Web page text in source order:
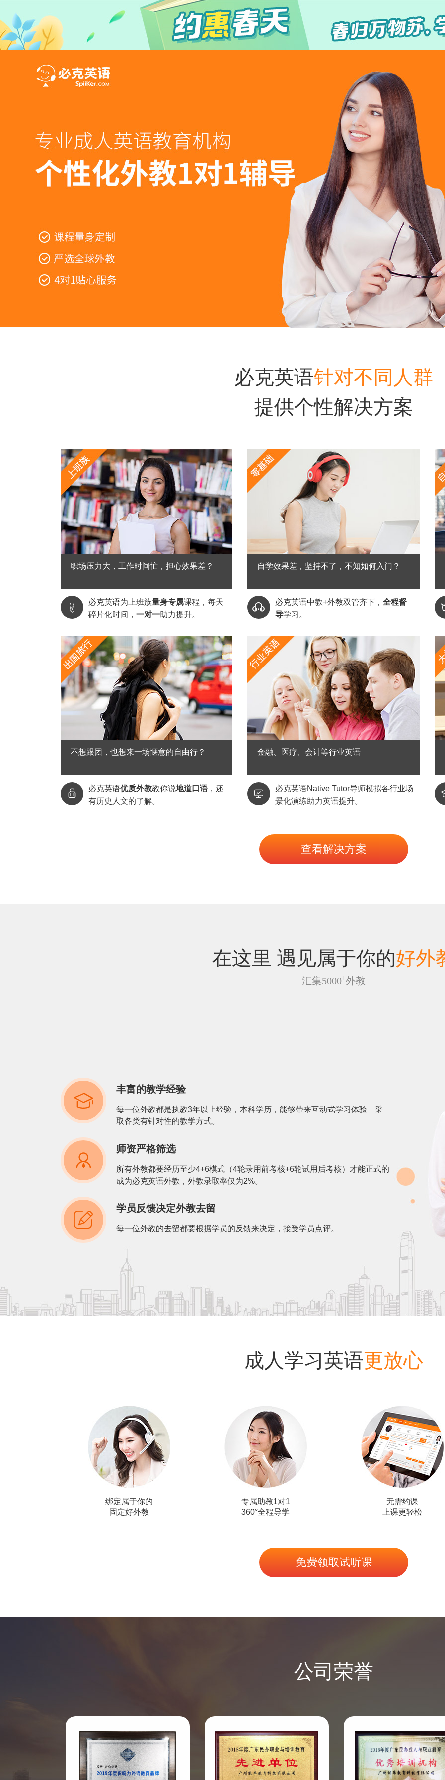
必克英语针对不同人群
提供个性解决方案
职场压力大，工作时间忙，担心效果差？
 必克英语为上班族量身专属课程，每天
碎片化时间， 一对一助力提升。
自学效果差，坚持不了，不知如何入门？
 必克英语中教+外教双管齐下，全程督
导学习。
不想跟团，也想来一场惬意的自由行？
 必克英语优质外教教你说地道口语，还
有历史人文的了解。
金融、医疗、会计等行业英语

必克英语Native Tutor导师模拟各行业场
景化演练助力英语提升。
查看解决方案
在这里 遇见属于你的好外
汇集5000+外教

丰富的教学经验
每一位外教都是执教3年以上经验，本科学历，能够带来互动式学习体验，采
取各类有针对性的教学方式。

师资严格筛选
所有外教都要经历至少4+6模式（4轮录用前考核+6轮试用后考核）才能正式的
成为必克英语外教，外教录取率仅为2%。

学员反馈决定外教去留
每一位外教的去留都要根据学员的反馈来决定，接受学员点评。
成人学习英语更放心
绑定属于你的
固定好外教
专属助教1对1
360°全程导学
无需约课
上课更轻松
免费领取试听课
公司荣誉